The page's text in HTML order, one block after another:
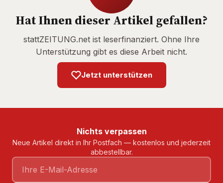
Hat Ihnen dieser Artikel gefallen?
stattZEITUNG.net ist leserfinanziert. Ohne Ihre
Unterstützung gibt es diese Arbeit nicht.
Jetzt unterstützen
Nichts verpassen
Neue Artikel direkt in Ihr Postfach — kostenlos und jederzeit
abbestellbar.